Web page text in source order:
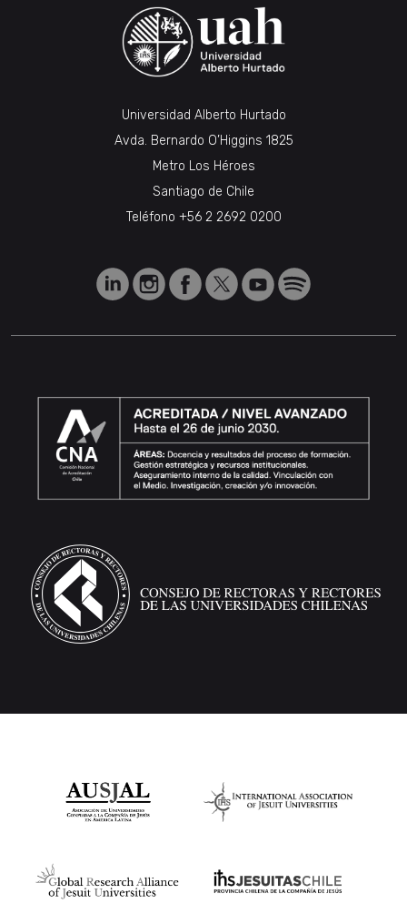
Universidad Alberto Hurtado
Avda. Bernardo O’Higgins 1825
Metro Los Héroes
Santiago de Chile
Teléfono +56 2 2692 0200